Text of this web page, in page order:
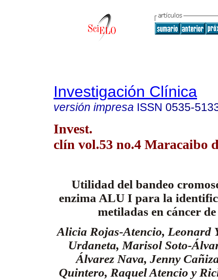
Investigación Clínica
versión impresa ISSN 0535-
Invest.
clín vol.53 no.4 Maracaibo
Utilidad del bandeo
enzima ALU I para la
metiladas en cáncer
Alicia Rojas-Atencio, Leonard
Urdaneta, Marisol Soto-
Álvarez Nava, Jenny
Quintero, Raquel Atencio y